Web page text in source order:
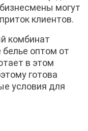
могут
клиентов.
комбинат
белье оптом от
в этом
готова
условия для